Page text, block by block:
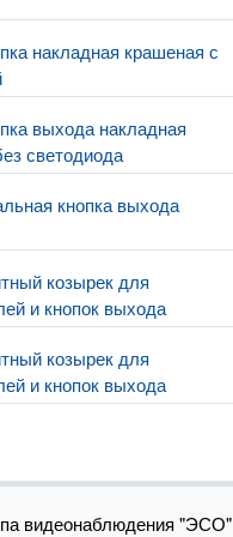
накладная крашеная с
выхода накладная
светодиода
кнопка выхода
козырек для
и кнопок выхода
козырек для
и кнопок выхода
видеонаблюдения "ЭСО"